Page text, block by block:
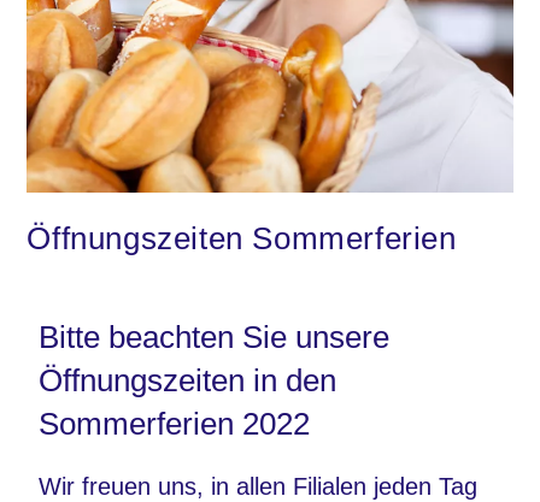
Öffnungszeiten Sommerferien
Bitte beachten Sie unsere
Öffnungszeiten in den
Sommerferien 2022
Wir freuen uns, in allen Filialen jeden Tag